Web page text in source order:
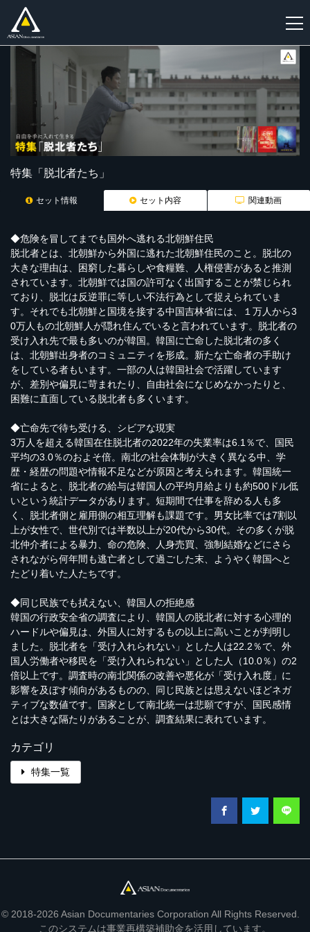
特集「脱北者たち」
セット情報 セット内容 関連動画
◆危険を冒してまでも国外へ逃れる北朝鮮住民
脱北者とは、北朝鮮から外国に逃れた北朝鮮住民のこと。脱北の
大きな理由は、困窮した暮らしや食糧難、人権侵害があると推測
されています。北朝鮮では国の許可なく出国することが禁じられ
ており、脱北は反逆罪に等しい不法行為として捉えられていま
す。それでも北朝鮮と国境を接する中国吉林省には、１万人から3
0万人もの北朝鮮人が隠れ住んでいると言われています。脱北者の
受け入れ先で最も多いのが韓国。韓国に亡命した脱北者の多く
は、北朝鮮出身者のコミュニティを形成。新たな亡命者の手助け
をしている者もいます。一部の人は韓国社会で活躍しています
が、差別や偏見に苛まれたり、自由社会になじめなかったりと、
困難に直面している脱北者も多くいます。
◆亡命先で待ち受ける、シビアな現実
3万人を超える韓国在住脱北者の2022年の失業率は6.1％で、国民
平均の3.0％のおよそ倍。南北の社会体制が大きく異なる中、学
歴・経歴の問題や情報不足などが原因と考えられます。韓国統一
省によると、脱北者の給与は韓国人の平均月給よりも約500ドル低
いという統計データがあります。短期間で仕事を辞める人も多
く、脱北者側と雇用側の相互理解も課題です。男女比率では7割以
上が女性で、世代別では半数以上が20代から30代。その多くが脱
北仲介者による暴力、命の危険、人身売買、強制結婚などにさら
されながら何年間も逃亡者として過ごした末、ようやく韓国へと
たどり着いた人たちです。
◆同じ民族でも拭えない、韓国人の拒絶感
韓国の行政安全省の調査により、韓国人の脱北者に対する心理的
ハードルや偏見は、外国人に対するもの以上に高いことが判明し
ました。脱北者を「受け入れられない」とした人は22.2％で、外
国人労働者や移民を「受け入れられない」とした人（10.0％）の2
倍以上です。調査時の南北関係の改善や悪化が「受け入れ度」に
影響を及ぼす傾向があるものの、同じ民族とは思えないほどネガ
ティブな数値です。国家として南北統一は悲願ですが、国民感情
とは大きな隔たりがあることが、調査結果に表れています。
カテゴリ
特集一覧
© 2018-2026 Asian Documentaries Corporation All Rights Reserved.
このシステムは事業再構築補助金を活用しています。